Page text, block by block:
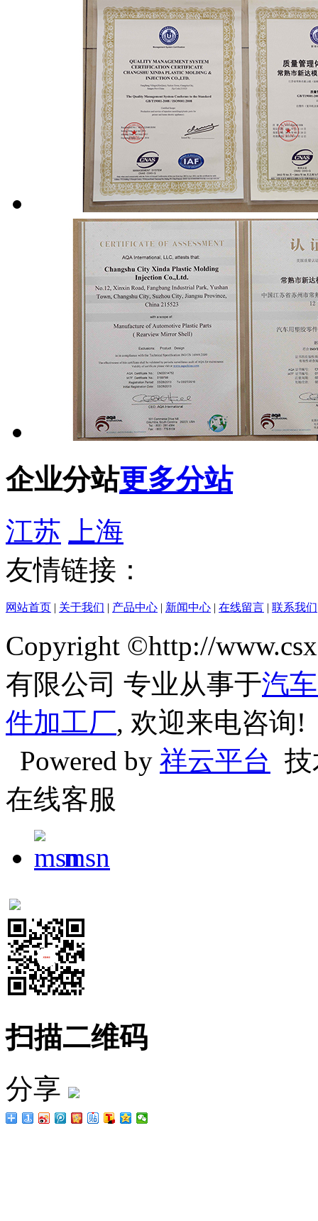
企业分站更多分站
江苏
上海
友情链接：
网站首页 | 关于我们 | 产品中心 | 新闻中心 | 在线留言 | 联系我们
Copyright ©http://
有限公司 专业从事于汽
件加工厂, 欢迎来电咨询!
Powered by 祥云平台
在线客服
msn
扫描二维码
分享